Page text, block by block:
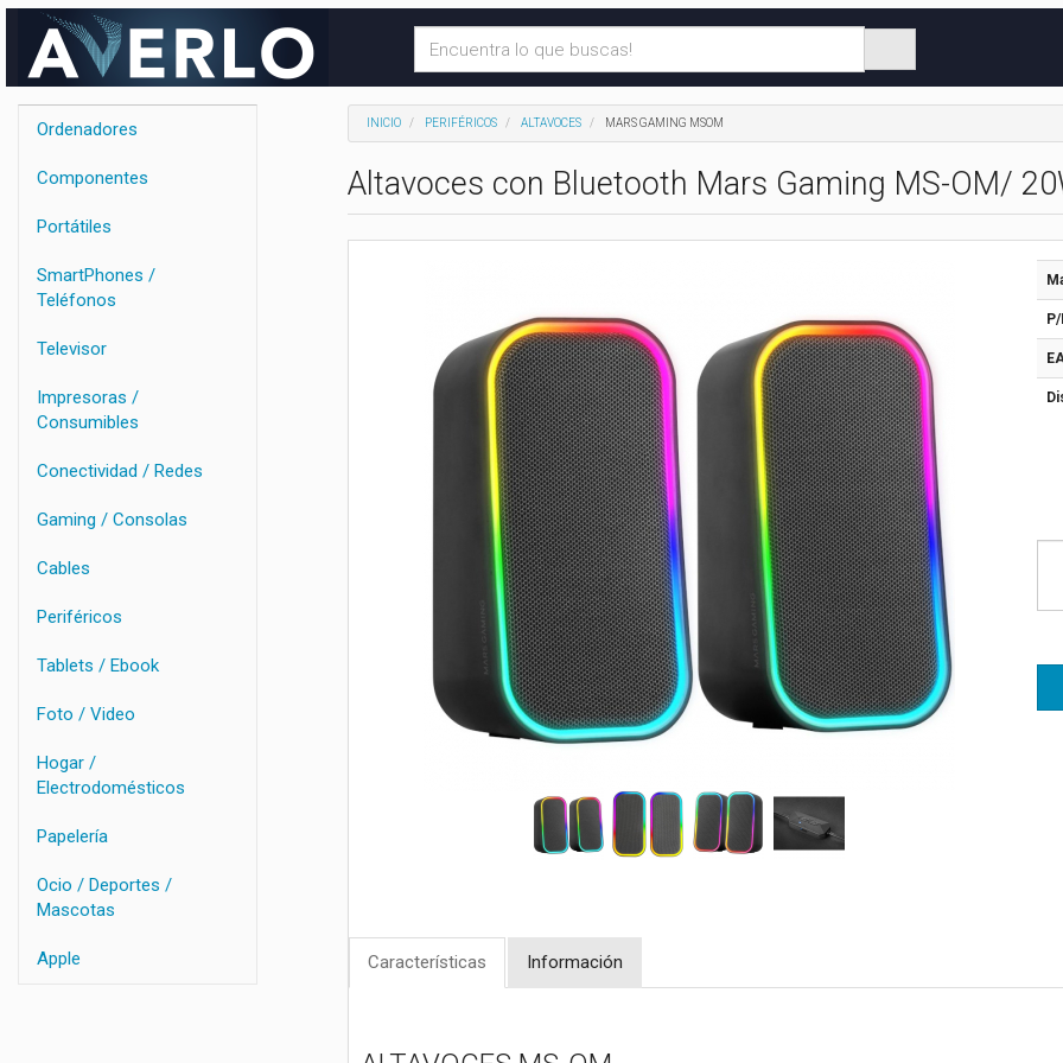
Ordenadores
Componentes
Portátiles
SmartPhones /
Teléfonos
Televisor
Impresoras /
Consumibles
Conectividad / Redes
Gaming / Consolas
Cables
Periféricos
Tablets / Ebook
Foto / Video
Hogar /
Electrodomésticos
Papelería
Ocio / Deportes /
Mascotas
Apple
INICIO PERIFÉRICOS ALTAVOCES MARS GAMING MSOM
Altavoces con Bluetooth Mars Gaming MS-OM/
Características Información